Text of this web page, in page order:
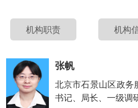
机构职责 机构
张帆
北京市石景山区政务
书记、局长、一级调